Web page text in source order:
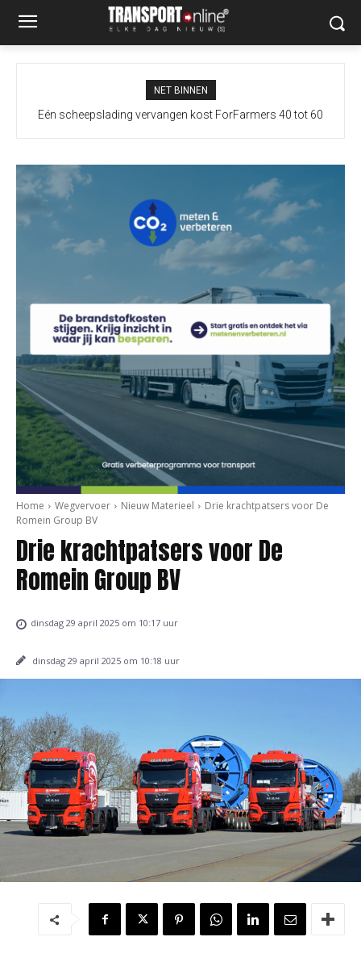
NET BINNEN
Eén scheepslading vervangen kost ForFarmers 40 tot 60
Home Wegvervoer Nieuw Materieel
Drie krachtpatsers voor De
Romein Group BV
Drie krachtpatsers voor De
Romein Group BV
dinsdag 29 april 2025 om 10:17 uur
dinsdag 29 april 2025 om 10:18 uur